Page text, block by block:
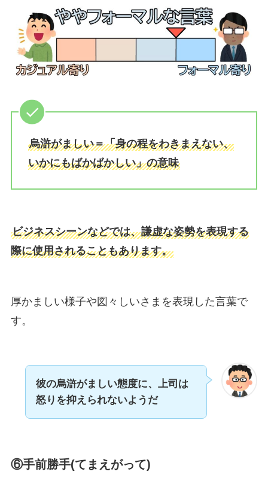
烏滸がましい＝「身の程をわきまえない、
いかにもばかばかしい」の意味
ビジネスシーンなどでは、謙虚な姿勢を表現する
際に使用されることもあります。
厚かましい様子や図々しいさまを表現した言葉で
す。
彼の烏滸がましい態度に、上司は
怒りを抑えられないようだ
⑥手前勝手(てまえがって)